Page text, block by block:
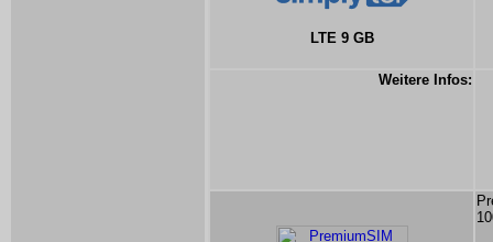
LTE 9 GB
Weitere Infos: